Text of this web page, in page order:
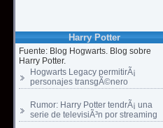
Harry Potter
Fuente: Blog Hogwarts. Blog sobre
Harry Potter.
Hogwarts Legacy permitirÃ¡
personajes transgÃ©nero
Rumor: Harry Potter tendrÃ¡ una
serie de televisiÃ³n por streaming